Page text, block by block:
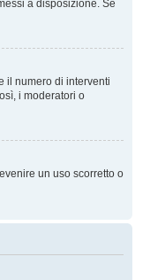
a disposizione. Se
il numero di interventi
i moderatori o
un uso scorretto o